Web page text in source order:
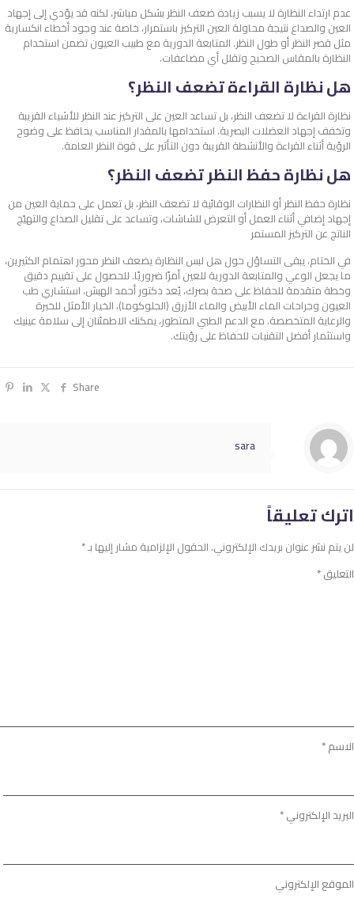
عدم ارتداء النظارة لا يسبب زيادة ضعف النظر بشكل مباشر، لكنه قد يؤدي إلى إجهاد
العين والصداع نتيجة محاولة العين التركيز باستمرار، خاصة عند وجود أخطاء انكسارية
مثل قصر النظر أو طول النظر. المتابعة الدورية مع طبيب العيون تضمن استخدام
النظارة بالمقاس الصحيح وتقلل أي مضاعفات.
هل نظارة القراءة تضعف النظر؟
نظارة القراءة لا تضعف النظر، بل تساعد العين على التركيز عند النظر للأشياء القريبة
وتخفف إجهاد العضلات البصرية. استخدامها بالمقدار المناسب يحافظ على وضوح
الرؤية أثناء القراءة والأنشطة القريبة دون التأثير على قوة النظر العامة.
هل نظارة حفظ النظر تضعف النظر؟
نظارة حفظ النظر أو النظارات الوقائية لا تضعف النظر، بل تعمل على حماية العين من
إجهاد إضافي أثناء العمل أو التعرض للشاشات، وتساعد على تقليل الصداع والتهيّج
الناتج عن التركيز المستمر
في الختام، يبقى التساؤل حول هل لبس النظارة يضعف النظر محور اهتمام الكثيرين،
ما يجعل الوعي والمتابعة الدورية للعين أمرًا ضروريًا. للحصول على تقييم دقيق
وخطة متقدمة للحفاظ على صحة بصرك، يُعد دكتور أحمد الهبش، استشاري طب
العيون وجراحات الماء الأبيض والماء الأزرق (الجلوكوما)، الخيار الأمثل للخبرة
والرعاية المتخصصة. مع الدعم الطبي المتطور، يمكنك الاطمئنان إلى سلامة عينيك
واستثمار أفضل التقنيات للحفاظ على رؤيتك.
Share
sara
اترك تعليقاً
لن يتم نشر عنوان بريدك الإلكتروني. الحقول الإلزامية مشار إليها بـ*
التعليق*
الاسم*
البريد الإلكتروني*
الموقع الإلكتروني